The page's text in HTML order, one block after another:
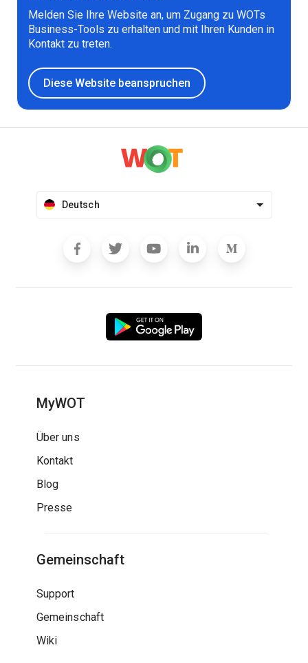
Melden Sie Ihre Website an, um Zugang zu WOTs
Business-Tools zu erhalten und mit Ihren Kunden in
Kontakt zu treten.
Diese Website beanspruchen
Deutsch
MyWOT
Über uns
Kontakt
Blog
Presse
Gemeinschaft
Support
Gemeinschaft
Wiki